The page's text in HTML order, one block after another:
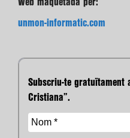
Web maquetada per:
unmon-informatic.com
Subscriu-te gratuïtament
Cristiana”.